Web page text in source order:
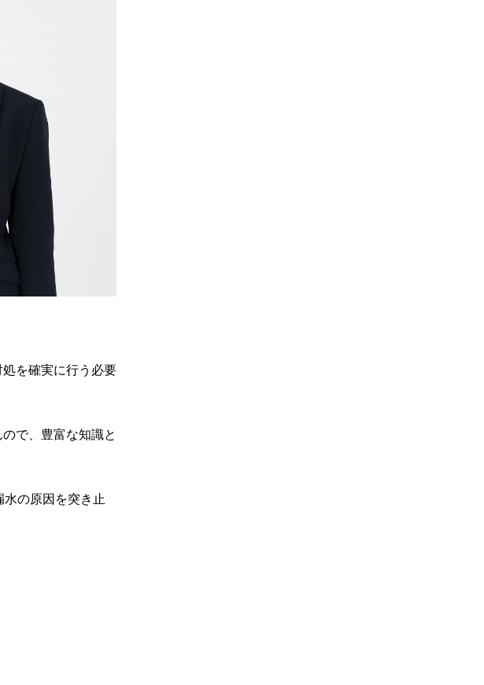
を確実に行う必要
で、豊富な知識と
の原因を突き止